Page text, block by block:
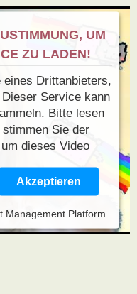
UM
ZU LADEN!
Drittanbieters,
Service kann
Bitte lesen
Sie der
dieses Video
Akzeptieren
Management Platform